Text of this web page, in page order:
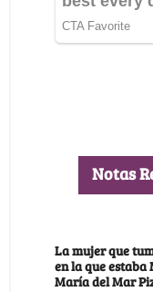
Notas
La mujer que
en la que estaba
María del Mar